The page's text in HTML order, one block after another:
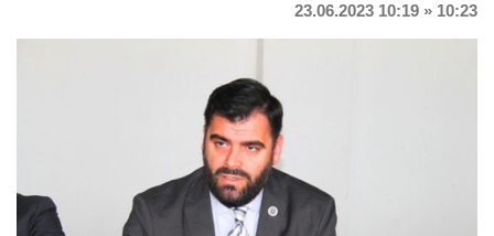
23.06.2023 10:19 » 10:23